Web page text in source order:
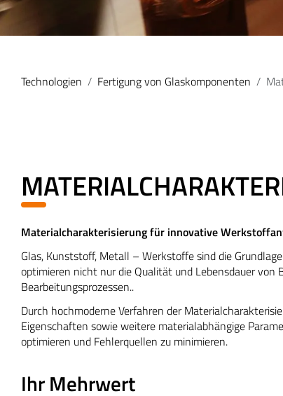
Technologien Fertigung von Glaskomponenten
Materialcharakterisierung für innovative
Glas, Kunststoff, Metall – Werkstoffe sind die
optimieren nicht nur die Qualität und Lebensdauer von
Bearbeitungsprozessen..
Durch hochmoderne Verfahren der
Eigenschaften sowie weitere materialabhängige
optimieren und Fehlerquellen zu minimieren.
Ihr Mehrwert